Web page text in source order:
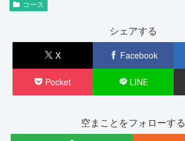
コース
シェアする
X Facebook
Pocket LINE
空まことをフォローする